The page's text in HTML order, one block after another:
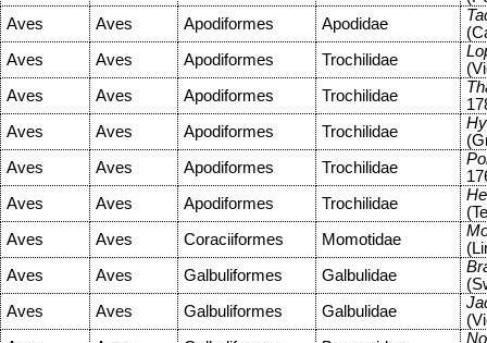
Aves
Aves Apodiformes Apodidae
Aves
Aves Apodiformes Trochilidae
Aves
Aves Apodiformes Trochilidae
Aves
Aves Apodiformes Trochilidae
Aves
Aves Apodiformes Trochilidae
Aves
Aves Apodiformes Trochilidae
Aves
Aves Coraciiformes Momotidae
Aves
Aves Galbuliformes Galbulidae
Aves
Aves Galbuliformes Galbulidae